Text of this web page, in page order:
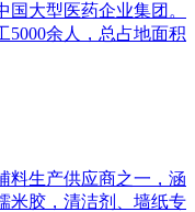
大型医药企业集团。
5000余人，总占地面积
料生产供应商之一，涵
米胶，清洁剂、墙纸专